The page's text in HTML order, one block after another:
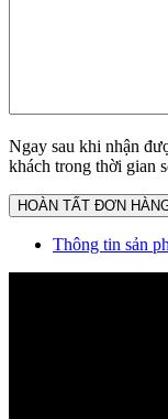
Ngay sau khi nhận
khách trong thời gian
Thông tin sản